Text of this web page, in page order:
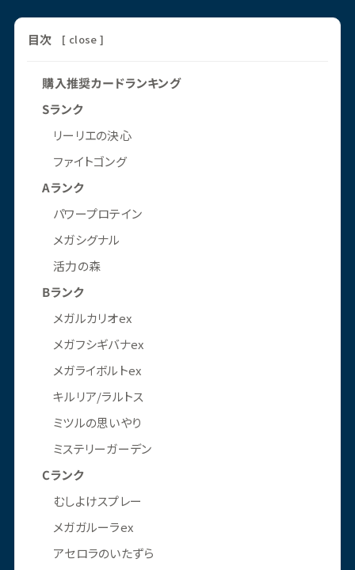
目次 [ close ]
購入推奨カードランキング
Sランク
リーリエの決心
ファイトゴング
Aランク
パワープロテイン
メガシグナル
活力の森
Bランク
メガルカリオex
メガフシギバナex
メガライボルトex
キルリア/ラルトス
ミツルの思いやり
ミステリーガーデン
Cランク
むしよけスプレー
メガガルーラex
アセロラのいたずら